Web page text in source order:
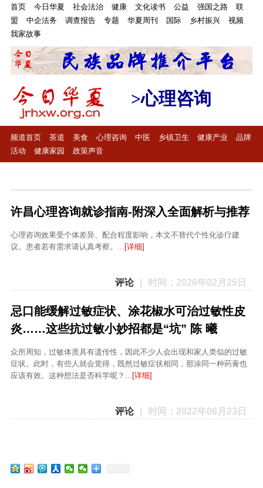
首页 今日华夏 社会法治 健康 文化读书 公益 强国之路
联
盟
中企法务 调查报告 专题 华夏周刊 国际 乡村振兴
视频
我家故事
>心理咨询
频道首页 茶道 美食 心理咨询 中医 乡镇卫生 健康产业
品牌
活动
健康家园 政策声音
许昌心理咨询就诊指南-附深入全面解析与推荐
心理咨询效果受个体差异、配合程度影响，本文不替代个性化诊疗建
议。患者若有需求请认真考察。... [详细]
评论 时间：2026年02月25日
忌口能缓解过敏症状、涂花椒水可治过敏性皮
炎……这些抗过敏小妙招都是“坑” 陈 曦
众所周知，过敏体质具有遗传性，因此不少人会出现和家人类似的过敏
症状。此时，有些人就会觉得，既然过敏症状相同，那涂同一种药膏也
应该有效。这种想法是否科学呢？... [详细]
评论 时间：2022年06月23日